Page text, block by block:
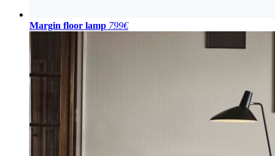
Margin floor lamp 799€